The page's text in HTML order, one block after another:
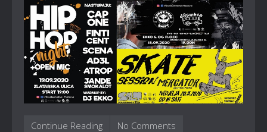
Continue Reading No Comments